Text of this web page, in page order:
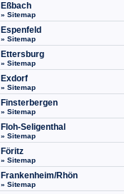
Eßbach
» Sitemap
Espenfeld
» Sitemap
Ettersburg
» Sitemap
Exdorf
» Sitemap
Finsterbergen
» Sitemap
Floh-Seligenthal
» Sitemap
Föritz
» Sitemap
Frankenheim/Rhön
» Sitemap